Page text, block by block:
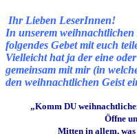
Ihr Lieben LeserInnen!
In unserem
folgendes Gebetmit euch
Vielleicht hat ja der eine
gemeinsam mit mir (in
den weihnachtlichen Geist
„Komm DU
Öffne
Mitten in allem,